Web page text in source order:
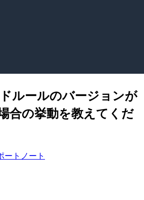
ルールのバージョンが
合の挙動を教えてくだ
ートノート